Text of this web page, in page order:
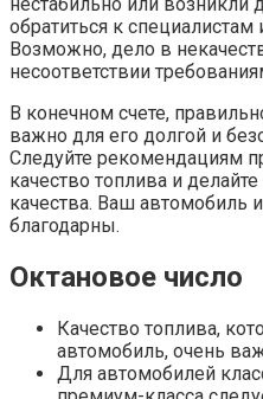
обратиться к
Возможно, дело в
несоответствии
В конечном счете,
важно для его долгой и
Следуйте рекомендациям
качество топлива и
качества. Ваш автомобиль
благодарны.
Октановое число
Качество топлива,
автомобиль, очень
Для автомобилей